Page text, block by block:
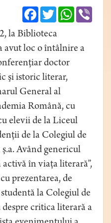
FacebookTwitterWhatsApp
la Biblioteca
avut loc o întâlnire a
doctor
şi istoric literar,
General al
Română, cu
elevii de la Liceul
de la Colegiul de
Având genericul
în viaţa literară”,
prezentarea, de
la Colegiul de
critica literară a